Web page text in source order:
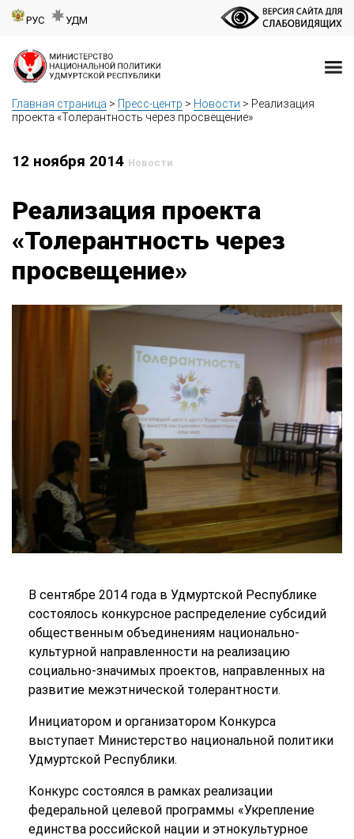
РУС УДМ
Главная страница > Пресс-центр > Новости > Реализация
проекта «Толерантность через просвещение»
12 ноября 2014 Новости
Реализация проекта
«Толерантность через
просвещение»
В сентябре 2014 года в Удмуртской Республике
состоялось конкурсное распределение субсидий
общественным объединениям национально-
культурной направленности на реализацию
социально-значимых проектов, направленных на
развитие межэтнической толерантности.
Инициатором и организатором Конкурса
выступает Министерство национальной политики
Удмуртской Республики.
Конкурс состоялся в рамках реализации
федеральной целевой программы «Укрепление
единства российской нации и этнокультурное